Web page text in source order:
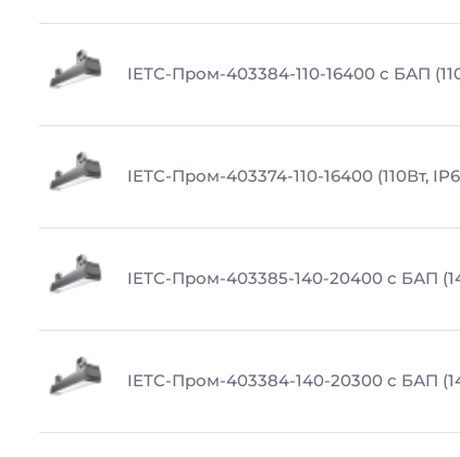
IETC-Пром-403384-110-16400 с БАП
IETC-Пром-403374-110-16400 (110Вт,
IETC-Пром-403385-140-20400 с БАП
IETC-Пром-403384-140-20300 с БАП